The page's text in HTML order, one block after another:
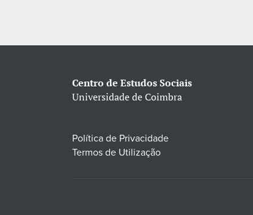
Centro de Estudos Sociais
Universidade de Coimbra
Política de Privacidade
Termos de Utilização